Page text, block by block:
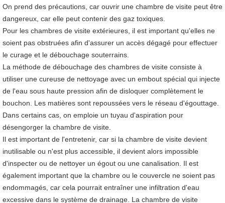
On prend des précautions, car ouvrir une chambre de visite peut être
dangereux, car elle peut contenir des gaz toxiques.
Pour les chambres de visite extérieures, il est important qu'elles ne
soient pas obstruées afin d'assurer un accès dégagé pour effectuer
le curage et le débouchage souterrains.
La méthode de débouchage des chambres de visite consiste à
utiliser une cureuse de nettoyage avec un embout spécial qui injecte
de l'eau sous haute pression afin de disloquer complètement le
bouchon. Les matières sont repoussées vers le réseau d'égouttage.
Dans certains cas, on emploie un tuyau d'aspiration pour
désengorger la chambre de visite.
Il est important de l'entretenir, car si la chambre de visite devient
inutilisable ou n'est plus accessible, il devient alors impossible
d'inspecter ou de nettoyer un égout ou une canalisation. Il est
également important que la chambre ou le couvercle ne soient pas
endommagés, car cela pourrait entraîner une infiltration d'eau
excessive dans le système de drainage. La chambre de visite